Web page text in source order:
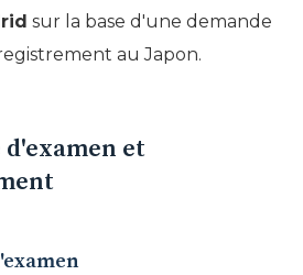
sur la base d'une demande
au Japon.
et